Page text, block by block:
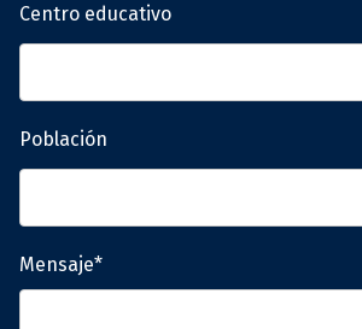
Centro educativo
Población
Mensaje*